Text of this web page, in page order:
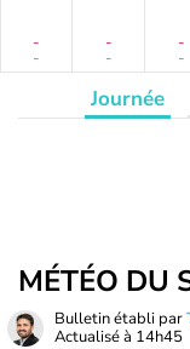
-
-
-
-
-
-
Journée
MÉTÉO DU
Bulletin établi par
Actualisé à 14h45